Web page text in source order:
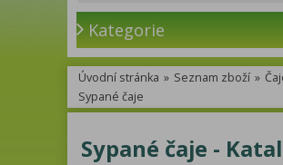
Kategorie
Úvodní stránka » Seznam zboží »
Sypané čaje
Sypané čaje -